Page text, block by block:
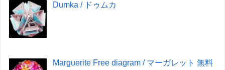
Dumka / ドゥムカ
Marguerite Free diagram / マーガレット 無料